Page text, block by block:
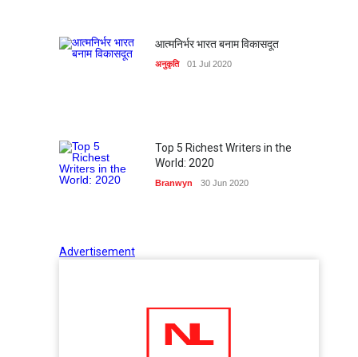
आत्मनिर्भर भारत बनाम विकासदूत
अनुकृति 01 Jul 2020
Top 5 Richest Writers in the
World: 2020
Branwyn 30 Jun 2020
Advertisement